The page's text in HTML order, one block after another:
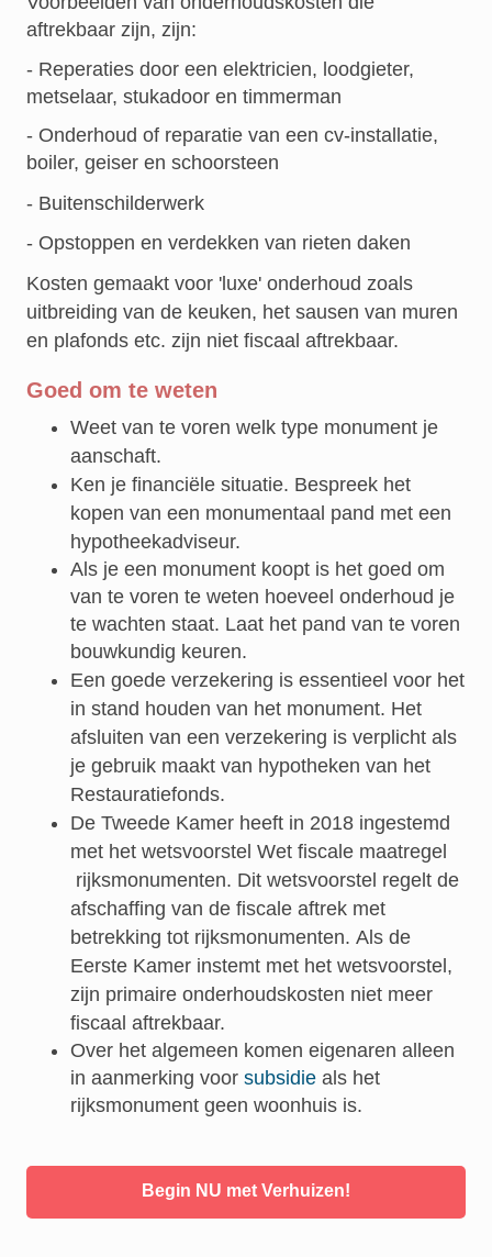
aftrekbaar zijn, zijn:
- Reperaties door een elektricien, loodgieter,
metselaar, stukadoor en timmerman
- Onderhoud of reparatie van een cv-installatie,
boiler, geiser en schoorsteen
- Buitenschilderwerk
- Opstoppen en verdekken van rieten daken
Kosten gemaakt voor 'luxe' onderhoud zoals
uitbreiding van de keuken, het sausen van muren
en plafonds etc. zijn niet fiscaal aftrekbaar.
Goed om te weten
Weet van te voren welk type monument je
aanschaft.
Ken je financiële situatie. Bespreek het
kopen van een monumentaal pand met een
hypotheekadviseur.
Als je een monument koopt is het goed om
van te voren te weten hoeveel onderhoud je
te wachten staat. Laat het pand van te voren
bouwkundig keuren.
Een goede verzekering is essentieel voor het
in stand houden van het monument. Het
afsluiten van een verzekering is verplicht als
je gebruik maakt van hypotheken van het
Restauratiefonds.
De Tweede Kamer heeft in 2018 ingestemd
met het wetsvoorstel Wet fiscale maatregel
rijksmonumenten. Dit wetsvoorstel regelt de
afschaffing van de fiscale aftrek met
betrekking tot rijksmonumenten. Als de
Eerste Kamer instemt met het wetsvoorstel,
zijn primaire onderhoudskosten niet meer
fiscaal aftrekbaar.
Over het algemeen komen eigenaren alleen
in aanmerking voor subsidie als het
rijksmonument geen woonhuis is.
Begin NU met Verhuizen!